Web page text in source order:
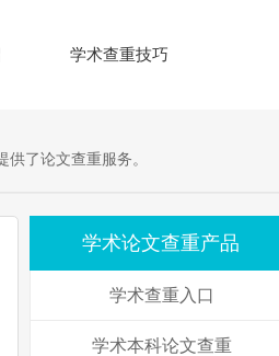
学术查重技巧
了论文查重服务。
学术论文查重产品
学术查重入口
学术本科论文查重